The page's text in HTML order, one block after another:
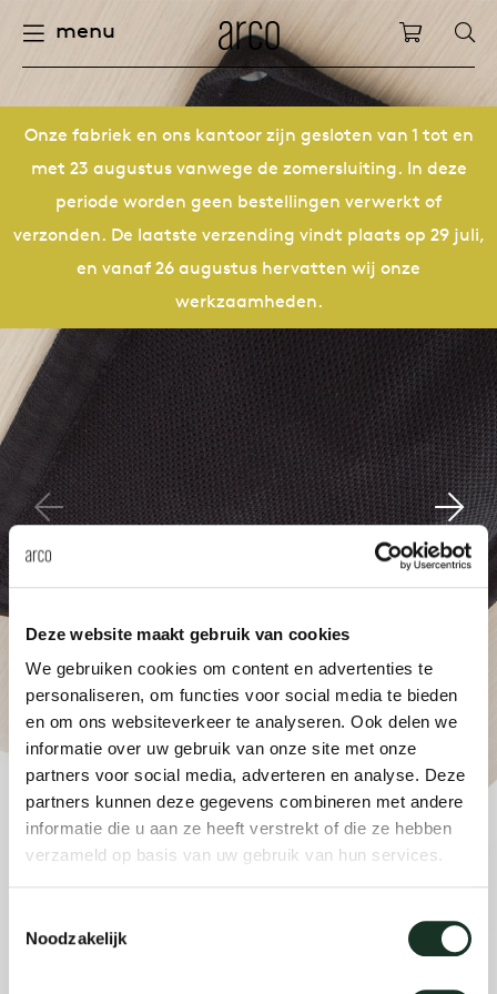
Deze website maakt gebruik van cookies
We gebruiken cookies om content en advertenties te
personaliseren, om functies voor social media te bieden
en om ons websiteverkeer te analyseren. Ook delen we
informatie over uw gebruik van onze site met onze
partners voor social media, adverteren en analyse. Deze
partners kunnen deze gegevens combineren met andere
informatie die u aan ze heeft verstrekt of die ze hebben
verzameld op basis van uw gebruik van hun services.
Noodzakelijk
alle
ovale
local
producten
dew
dew
enso
re-
vision
vision
alle
alle
management
alle
kami
Collectie
arco
for
hout
local
mensen
ontwerpers joost
uli
jorre
ivan
jonas
bij
onze
open
pers
Over Arco
nederlands
deutsch
international
menu Arco
Onze fabriek en ons kantoor zijn gesloten van 1 tot en
met 23 augustus vanwege de zomersluiting. In deze
periode worden geen bestellingen verwerkt of
verzonden. De laatste verzending vindt plaats op 29 juli,
en vanaf 26 augustus hervatten wij onze
werkzaamheden.